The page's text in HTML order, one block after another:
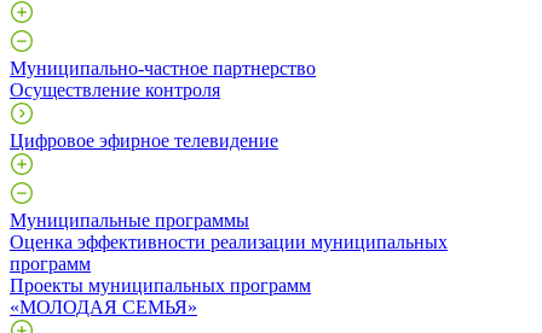
Муниципально-частное партнерство
Осуществление контроля
Цифровое эфирное телевидение
Муниципальные программы
Оценка эффективности реализации муниципальных
программ
Проекты муниципальных программ
«МОЛОДАЯ СЕМЬЯ»